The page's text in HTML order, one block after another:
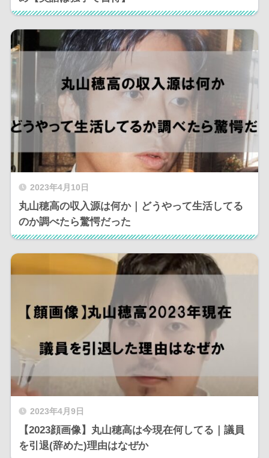
2023年4月10日
丸山穂高の収入源は何か｜どうやって生活してる
のか調べたら驚愕だった
2023年4月9日
【2023顔画像】丸山穂高は今現在何してる｜議員
を引退(辞めた)理由はなぜか